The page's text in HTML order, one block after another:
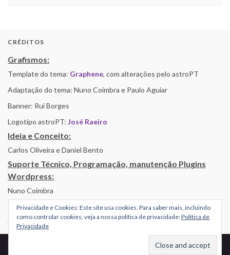
CRÉDITOS
Grafismos:
Template do tema: Graphene, com alterações pelo astroPT
Adaptação do tema: Nuno Coimbra e Paulo Aguiar
Banner: Rui Borges
Logotipo astroPT: José Raeiro
Ideia e Conceito:
Carlos Oliveira e Daniel Bento
Suporte Técnico, Programação, manutenção Plugins
Wordpress:
Nuno Coimbra
Alojamento por Simbiose
Privacidade e Cookies: Este site usa cookies. Para saber mais, incluindo
como controlar cookies, veja a nossa política de privacidade:Política de
Privacidade